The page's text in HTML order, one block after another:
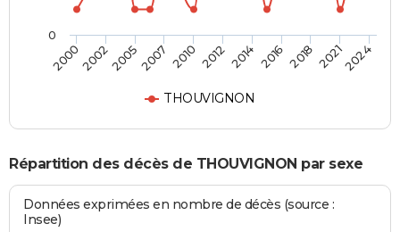
THOUVIGNON
2000200220052007 2010 2012 2014 2016 2018 20212024
0
Répartition des décès de THOUVIGNON par sexe
Données exprimées en nombre de décès (source :
Insee)